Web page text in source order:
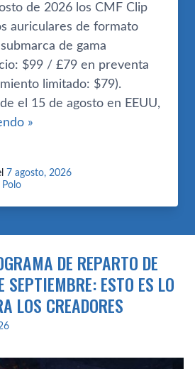
de 2026 los CMF Clip
auriculares de formato
de gama
$99 / £79 en preventa
limitado: $79).
el 15 de agosto en EEUU,
»
7 agosto, 2026
Polo
DE REPARTO DE
SEPTIEMBRE: ESTO ES LO
LOS CREADORES